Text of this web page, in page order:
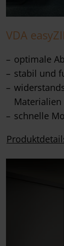
VDA
optimale
stabil und
Materialien
schnelle